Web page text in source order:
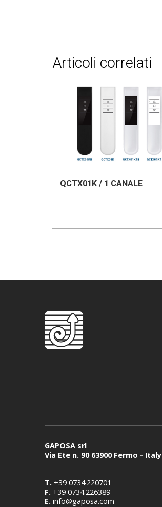
articoli correlati
QCTX01K / 1 CANALE
GAPOSA srl
Via Ete n. 90 63900 Fermo - Italy
T. +39 0734.220701
F. +39 0734.226389
E. info@gaposa.com